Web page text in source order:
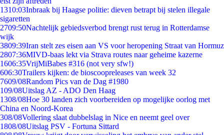
1310:03Inbraak bij Haagse politie: dieven betrapt bij stelen illegale
sigaretten
2709:50Nachtelijk gebiedsverbod brengt rust terug in Rotterdamse
wijk
3809:39Iran stelt zes eisen aan VS voor heropening Straat van Hormuz
2807:36MIVD-baas lekt via Strava routes naar geheime kazerne
1606:35VrijMiBabes #316 (not very sfw!)
606:30Trailers kijken: de bioscoopreleases van week 32
7609/08Random Pics van de Dag #1980
109/08Uitslag AZ - ADO Den Haag
1308/08Hoe 30 landen zich voorbereiden op mogelijke oorlog met
China en Noord-Korea
308/08Vollering slaat dubbelslag in Nice en neemt geel over
1808/08Uitslag PSV - Fortuna Sittard